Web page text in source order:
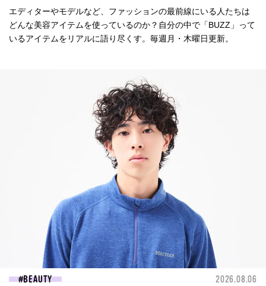
エディターやモデルなど、ファッションの最前線にいる人たちは
どんな美容アイテムを使っているのか？自分の中で「BUZZ」って
いるアイテムをリアルに語り尽くす。毎週月・木曜日更新。
BEAUTY 2026.08.06